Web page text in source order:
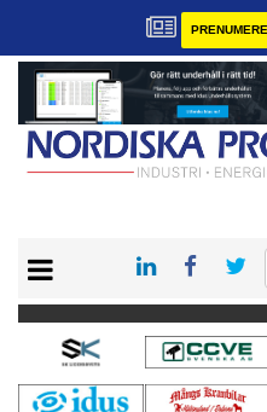
KONTAKT
VÅRA ANDRA MAGASIN
PRENUMERERA